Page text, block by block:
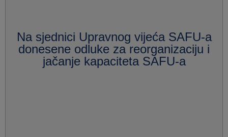
Na sjednici Upravnog vijeća SAFU-a
donesene odluke za reorganizaciju i
jačanje kapaciteta SAFU-a